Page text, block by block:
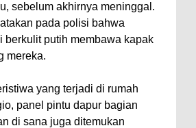
sebelum akhirnya meninggal.
pada polisi bahwa
berkulit putih membawa kapak
mereka.
yang terjadi di rumah
panel pintu dapur bagian
di sana juga ditemukan